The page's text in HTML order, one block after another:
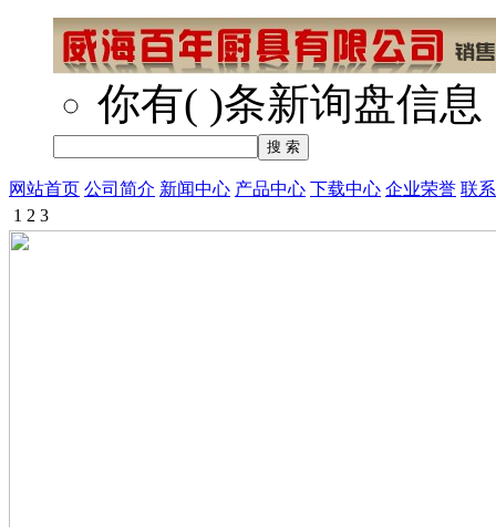
你有( )条新询盘信息
网站首页 公司简介 新闻中心 产品中心 下载中心 企业荣誉 联
1 2 3